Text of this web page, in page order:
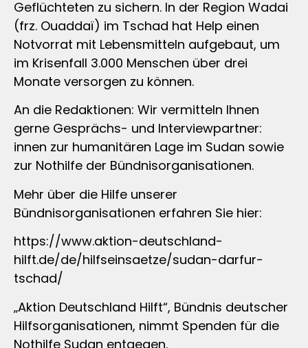
Geflüchteten zu sichern. In der Region Wadai
(frz. Ouaddaï) im Tschad hat Help einen
Notvorrat mit Lebensmitteln aufgebaut, um
im Krisenfall 3.000 Menschen über drei
Monate versorgen zu können.
An die Redaktionen: Wir vermitteln Ihnen
gerne Gesprächs- und Interviewpartner:
innen zur humanitären Lage im Sudan sowie
zur Nothilfe der Bündnisorganisationen.
Mehr über die Hilfe unserer
Bündnisorganisationen erfahren Sie hier:
https://www.aktion-deutschland-
hilft.de/de/hilfseinsaetze/sudan-darfur-
tschad/
„Aktion Deutschland Hilft“, Bündnis deutscher
Hilfsorganisationen, nimmt Spenden für die
Nothilfe Sudan entgegen.